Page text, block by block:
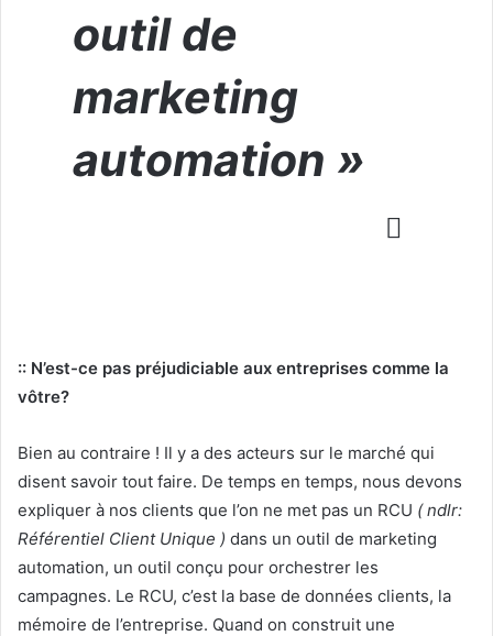
outil de
marketing
automation »
:: N’est-ce pas préjudiciable aux entreprises comme la
vôtre?
Bien au contraire ! Il y a des acteurs sur le marché qui
disent savoir tout faire. De temps en temps, nous devons
expliquer à nos clients que l’on ne met pas un RCU ( ndlr:
Référentiel Client Unique ) dans un outil de marketing
automation, un outil conçu pour orchestrer les
campagnes. Le RCU, c’est la base de données clients, la
mémoire de l’entreprise. Quand on construit une